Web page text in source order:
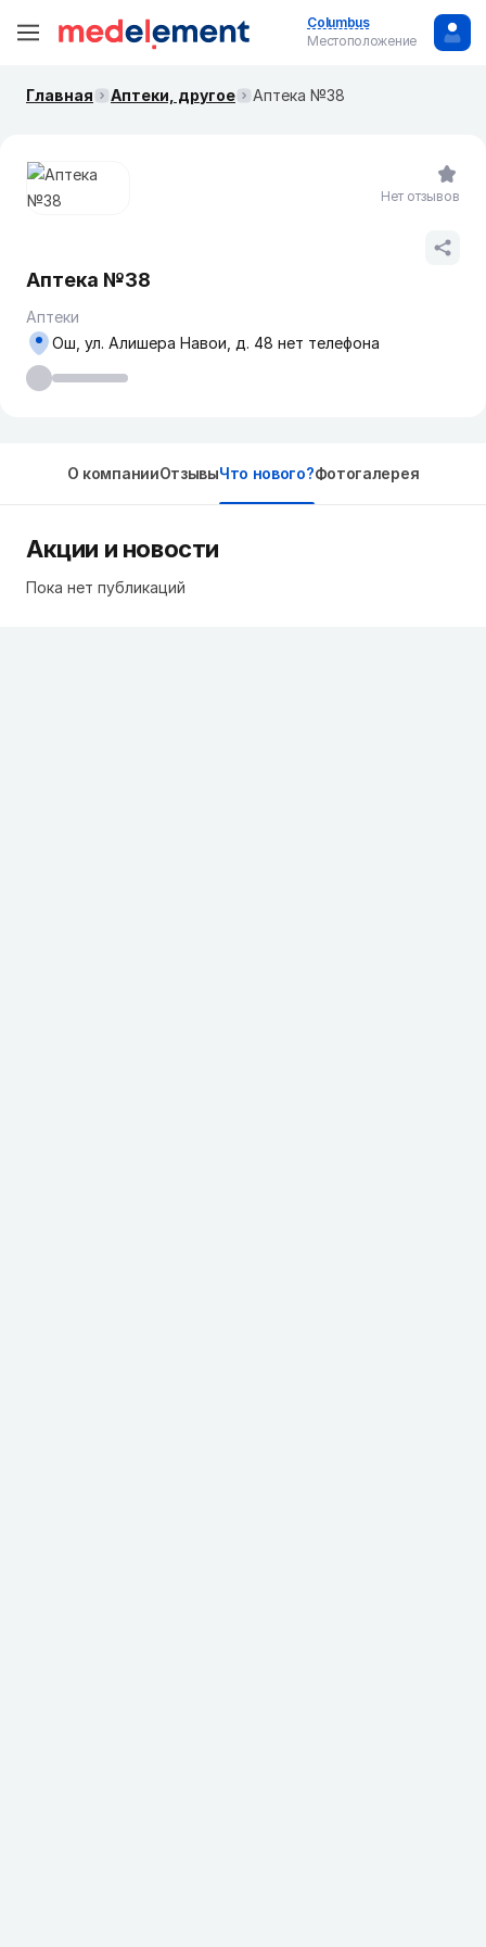
Columbus
Местоположение
Главная Аптеки, другое Аптека №38
Аптека №38
Аптеки
Ош, ул. Алишера Навои, д. 48 нет телефона
Нет отзывов
О компанииОтзывыЧто нового?Фотогалерея
Акции и новости
Пока нет публикаций